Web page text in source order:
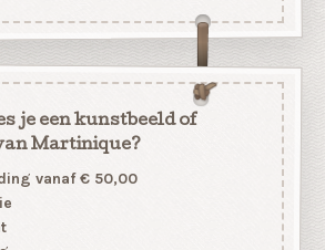
je een kunstbeeld of
Martinique?
vanaf € 50,00